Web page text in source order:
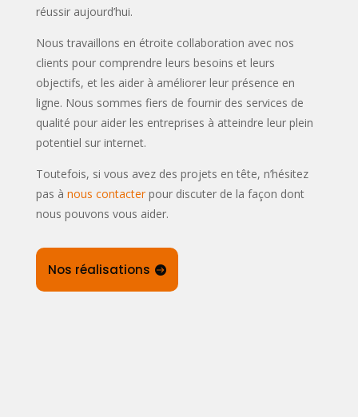
réussir aujourd’hui.
Nous travaillons en étroite collaboration avec nos
clients pour comprendre leurs besoins et leurs
objectifs, et les aider à améliorer leur présence en
ligne. Nous sommes fiers de fournir des services de
qualité pour aider les entreprises à atteindre leur plein
potentiel sur internet.
Toutefois, si vous avez des projets en tête, n’hésitez
pas à nous contacterpour discuter de la façon dont
nous pouvons vous aider.
Nos réalisations